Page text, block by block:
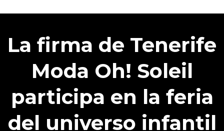
La firma de Tenerife
Moda Oh! Soleil
participa en la feria
del universo infantil